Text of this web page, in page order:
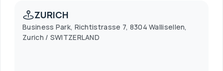
ZURICH
Business Park, Richtistrasse 7, 8304 Wallisellen,
Zurich / SWITZERLAND